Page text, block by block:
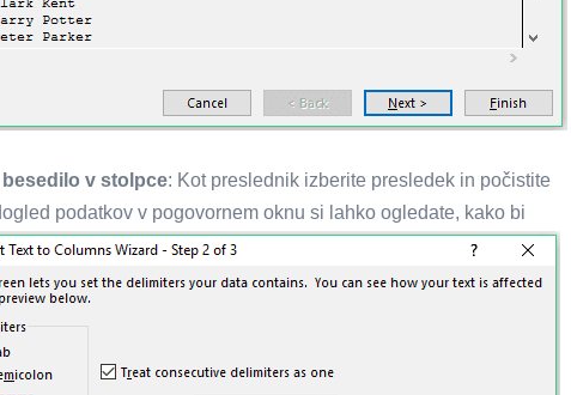
v stolpce: Kot preslednik izberite presledek in počistite
podatkov v pogovornem oknu si lahko ogledate, kako bi